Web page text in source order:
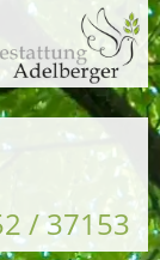
/ 37153